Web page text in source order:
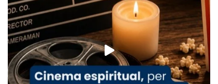
espana-testimoni...
Foto
View on Facebook · Share
Arquebisbat de Barcelona
1 week ago